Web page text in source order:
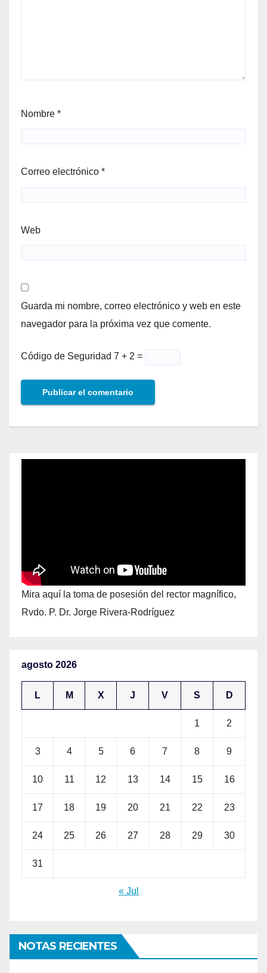
Nombre *
Correo electrónico *
Web
Guarda mi nombre, correo electrónico y web en este
navegador para la próxima vez que comente.
Código de Seguridad 7 + 2 =
Mira aquí la toma de posesión del rector magnífico,
Rvdo. P. Dr. Jorge Rivera-Rodríguez
agosto 2026
L M X J V S D
1 2
3 4 5 6 7 8 9
10 11 12 13 14 15 16
17 18 19 20 21 22 23
24 25 26 27 28 29 30
31
« Jul
NOTAS RECIENTES